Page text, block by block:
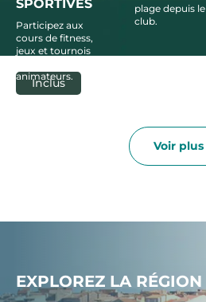
Inclus
SPORTIVES
Participez aux
cours de fitness,
jeux et tournois
animateurs.
plage depuis le
club.
Voir plus
EXPLOREZ LA RÉGION